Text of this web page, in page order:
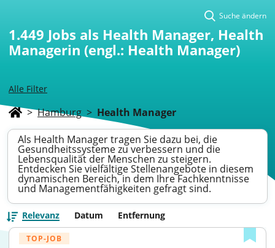
Alle Filter
Suche ändern
1.449 Jobs als Health Manager, Health
Managerin (engl.: Health Manager)
> Hamburg > Health Manager
Als Health Manager tragen Sie dazu bei, die
Gesundheitssysteme zu verbessern und die
Lebensqualität der Menschen zu steigern.
Entdecken Sie vielfältige Stellenangebote in diesem
dynamischen Bereich, in dem Ihre Fachkenntnisse
und Managementfähigkeiten gefragt sind.
Relevanz Datum Entfernung
TOP-JOB